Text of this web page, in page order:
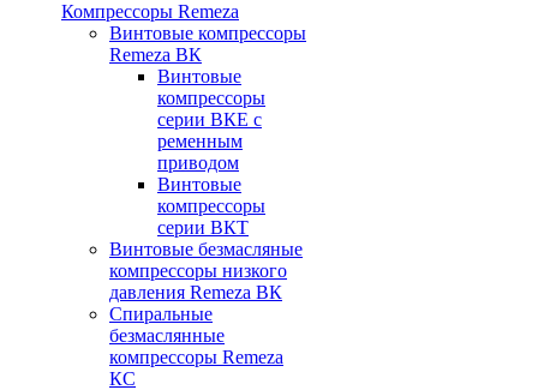
Компрессоры Remeza
Винтовые компрессоры
Remeza ВК
Винтовые
компрессоры
серии ВКЕ с
ременным
приводом
Винтовые
компрессоры
серии ВКТ
Винтовые безмасляные
компрессоры низкого
давления Remeza ВК
Спиральные
безмаслянные
компрессоры Remeza
КС